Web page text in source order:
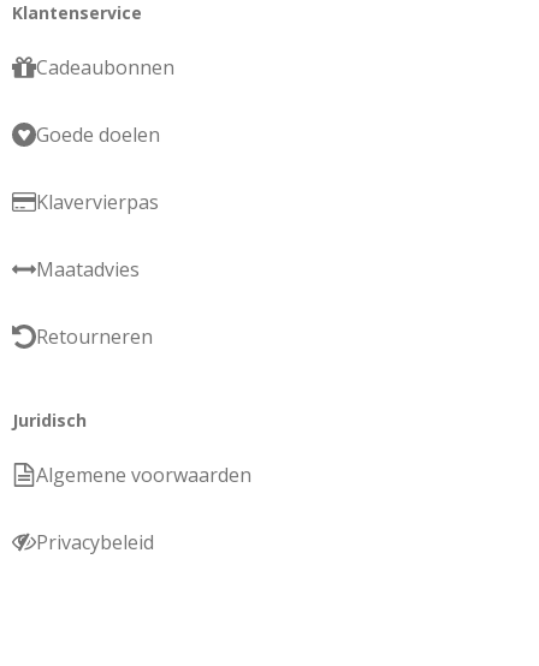
Klantenservice
Cadeaubonnen
Goede doelen
Klavervierpas
Maatadvies
Retourneren
Juridisch
Algemene voorwaarden
Privacybeleid